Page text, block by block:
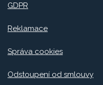
GDPR
Reklamace
Správa cookies
Odstoupení od smlouvy